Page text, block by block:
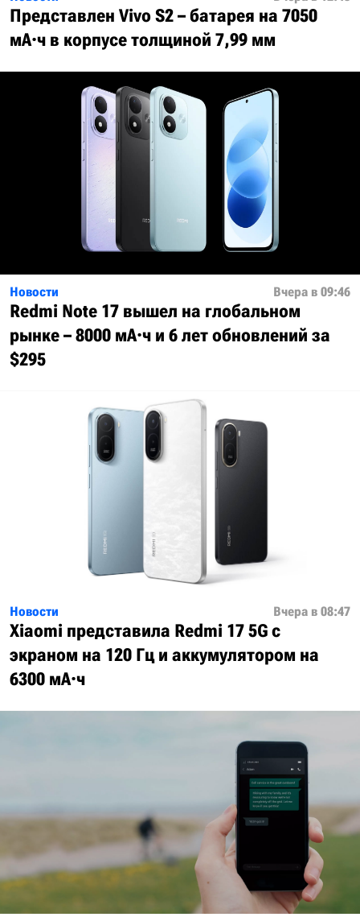
Представлен Vivo S2 – батарея на 7050
мА·ч в корпусе толщиной 7,99 мм
Новости Вчера в 09:46
Redmi Note 17 вышел на глобальном
рынке – 8000 мА·ч и 6 лет обновлений за
$295
Новости Вчера в 08:47
Xiaomi представила Redmi 17 5G с
экраном на 120 Гц и аккумулятором на
6300 мА·ч